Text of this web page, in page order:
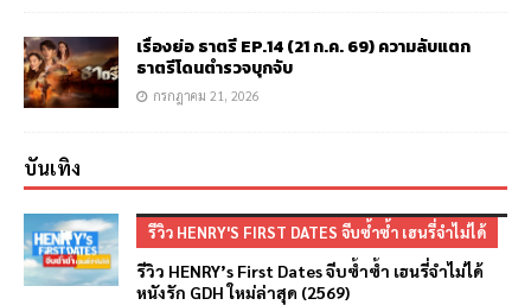
เรื่องย่อ ธาตรี EP.14 (21 ก.ค. 69) ความลับแตก
ธาตรีโดนตำรวจบุกจับ
กรกฎาคม 21, 2026
บันเทิง
รีวิว HENRY'S FIRST DATES จีบซ้ำซ้ำ เฮนรี่จำไม่ได้
รีวิว HENRY’s First Dates จีบซ้ำซ้ำ เฮนรี่จำไม่ได้
หนังรัก GDH ใหม่ล่าสุด (2569)